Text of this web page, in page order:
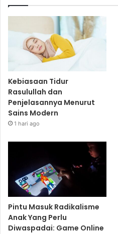
Kebiasaan Tidur
Rasulullah dan
Penjelasannya Menurut
Sains Modern
1 hari ago
Pintu Masuk Radikalisme
Anak Yang Perlu
Diwaspadai: Game Online